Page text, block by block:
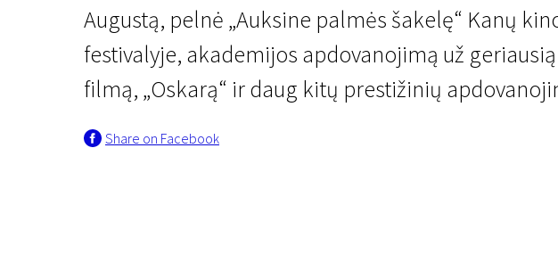
Pelle the Conqueror
Augustą, pelnė „Auksine palmės šakelę“ Kanų
festivalyje, akademijos apdovanojimą už
filmą, „Oskarą“ ir daug kitų prestižinių
Share on Facebook